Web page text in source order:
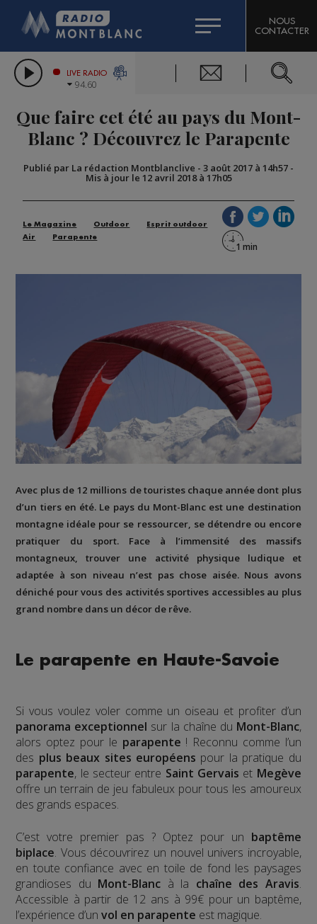
LES CHRONIQUES DE L'EXPERT
CITIZEN MACHINERY
GRAND MASSIF DOMAINES SKIABLES
BIGARD
COMPAGNIE DU MONT-BLANC
NOUS
CONTACTER
LIVE RADIO
94.60
Que faire cet été au pays du Mont-
Blanc ? Découvrez le Parapente
Publié par La rédaction Montblanclive - 3 août 2017 à 14h57 -
Mis à jour le 12 avril 2018 à 17h05
Le Magazine Outdoor
Esprit outdoor
Air
Parapente
Avec plus de 12 millions de touristes chaque année dont plus
d’un tiers en été. Le pays du Mont-Blanc est une destination
montagne idéale pour se ressourcer, se détendre ou encore
pratiquer du sport. Face à l’immensité des massifs
montagneux, trouver une activité physique ludique et
adaptée à son niveau n’est pas chose aisée. Nous avons
déniché pour vous des activités sportives accessibles au plus
grand nombre dans un décor de rêve.
Le parapente en Haute-Savoie
Si vous voulez voler comme un oiseau et profiter d’un
panorama exceptionnel sur la chaîne du Mont-Blanc,
alors optez pour le parapente ! Reconnu comme l’un
des plus beaux sites européens pour la pratique du
parapente, le secteur entre Saint Gervais et Megève
offre un terrain de jeu fabuleux pour tous les amoureux
des grands espaces.
C’est votre premier pas ? Optez pour un baptême
biplace. Vous découvrirez un nouvel univers incroyable,
en toute confiance avec en toile de fond les paysages
grandioses du Mont-Blanc à la chaîne des Aravis.
Accessible à partir de 12 ans à 99€ pour un baptême,
l’expérience d’unvol en parapente est magique.